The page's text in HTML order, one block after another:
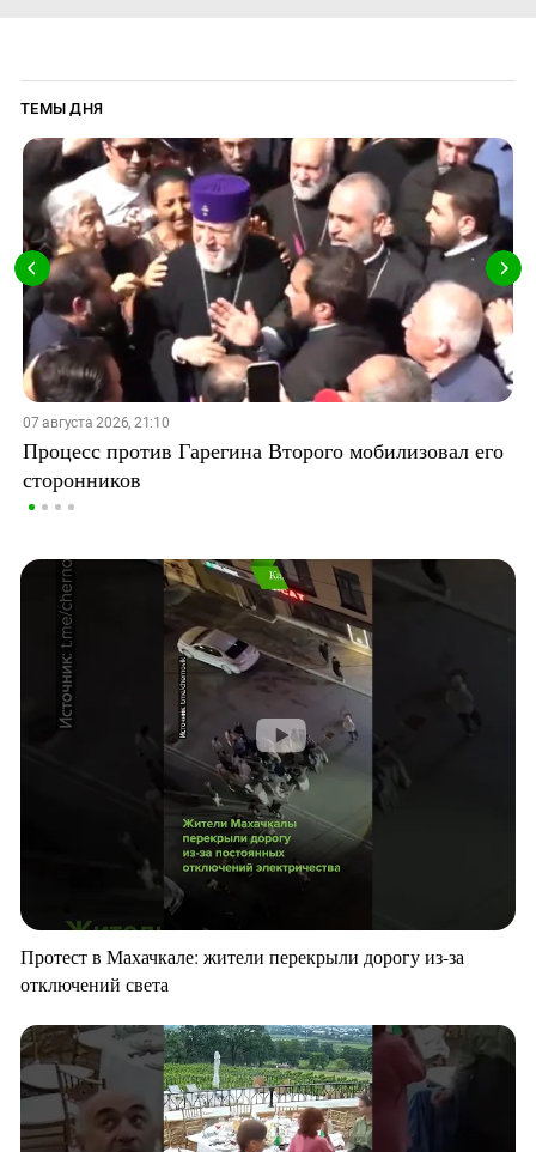
ТЕМЫ ДНЯ
07 августа 2026, 21:10
Процесс против Гарегина Второго мобилизовал его
сторонников
Протест в Махачкале: жители перекрыли дорогу из-за
отключений света